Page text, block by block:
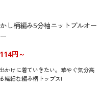
し柄編み5分袖ニットプルオー
円～
かけに着ていきたい。華やぐ気分高
繊細な編み柄トップス!